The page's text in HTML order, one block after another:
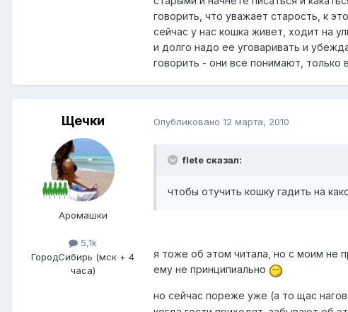
говорить, что уважает старость, к
сейчас у нас кошка живет, ходит на
и долго надо ее уговаривать и
говорить - они все понимают, только
Щечки
Аромашки
5,1k
ГородСибирь (мск + 4
часа)
Опубликовано 12 марта, 2010
flete сказал:
чтобы отучить кошку гадить на
я тоже об этом читала, но с моим не
ему не принципиально
но сейчас пореже уже (а то щас